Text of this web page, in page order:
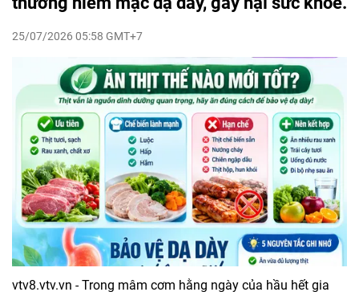
25/07/2026 05:58 GMT+7
vtv8.vtv.vn - Trong mâm cơm hằng ngày của hầu hết gia